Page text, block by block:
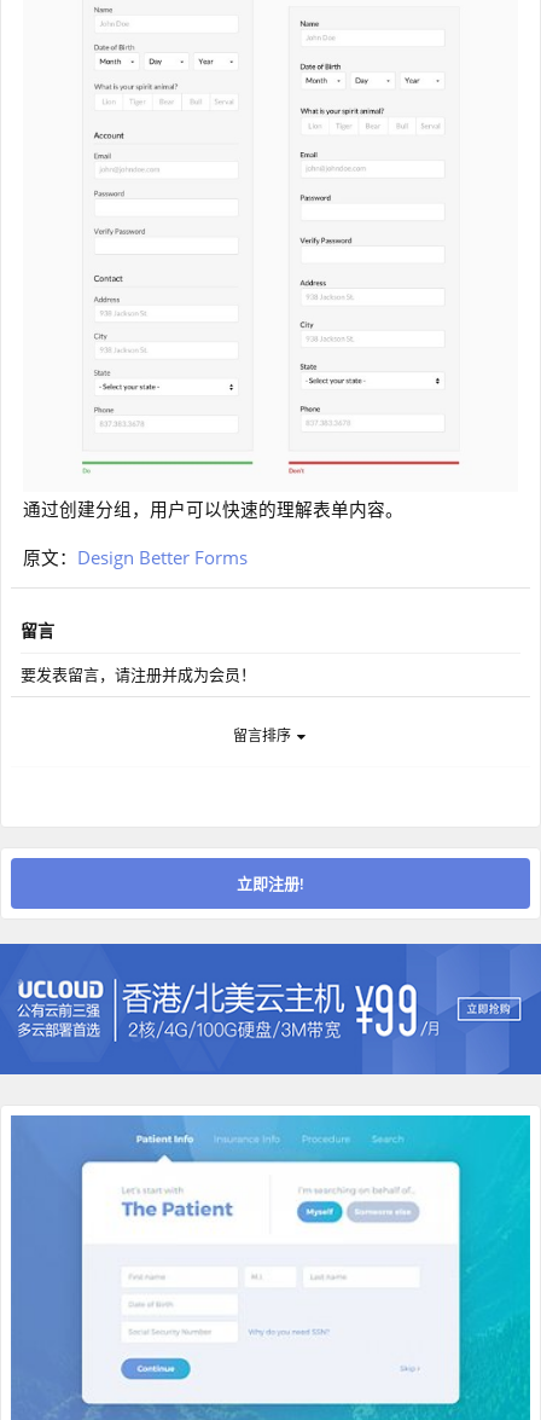
通过创建分组，用户可以快速的理解表单内容。
原文： Design Better Forms
留言
要发表留言，请注册并成为会员！
留言排序
立即注册!